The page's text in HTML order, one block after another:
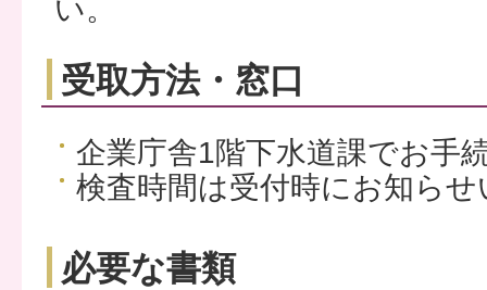
い。
受取方法・窓口
企業庁舎1階下水道課でお手
検査時間は受付時にお知ら
必要な書類